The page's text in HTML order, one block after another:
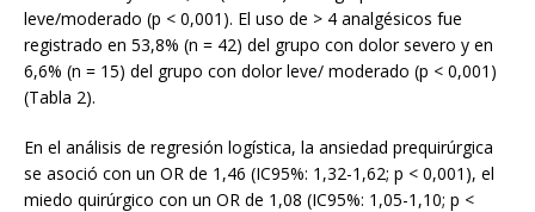
leve/moderado (p < 0,001). El uso de > 4 analgésicos fue
registrado en 53,8% (n = 42) del grupo con dolor severo y en
6,6% (n = 15) del grupo con dolor leve/ moderado (p < 0,001)
(Tabla 2).
En el análisis de regresión logística, la ansiedad prequirúrgica
se asoció con un OR de 1,46 (IC95%: 1,32-1,62; p < 0,001), el
miedo quirúrgico con un OR de 1,08 (IC95%: 1,05-1,10; p <